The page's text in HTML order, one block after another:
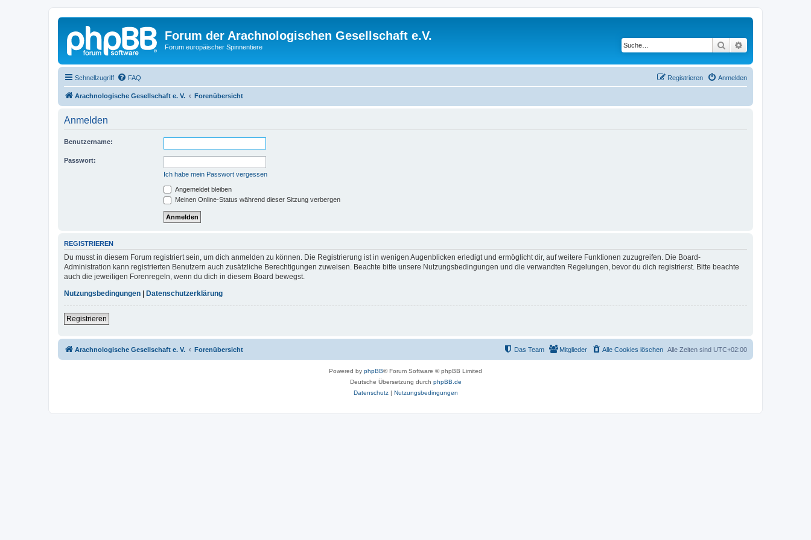
Forum der Arachnologischen Gesellschaft e.V.
Forum europäischer Spinnentiere Suche
Schnellzugriff FAQ Anmelden
Registrieren
Arachnologische Gesellschaft e. V. Forenübersicht
Anmelden
Benutzername:
Passwort:
Ich habe mein Passwort vergessen
Angemeldet bleiben
Meinen Online-Status während dieser Sitzung verbergen
REGISTRIEREN
Du musst in diesem Forum registriert sein, um dich anmelden zu können. Die Registrierung ist in wenigen Augenblicken erledigt und ermöglicht dir, auf weitere Funktionen zuzugreifen. Die Board-
Administration kann registrierten Benutzern auch zusätzliche Berechtigungen zuweisen. Beachte bitte unsere Nutzungsbedingungen und die verwandten Regelungen, bevor du dich registrierst. Bitte beachte
auch die jeweiligen Forenregeln, wenn du dich in diesem Board bewegst.
Nutzungsbedingungen
Datenschutzerklärung
Registrieren
Arachnologische Gesellschaft e. V. Forenübersicht Alle Zeiten sind UTC+02:00
Alle Cookies löschen
Mitglieder
Das Team
Powered by phpBB® Forum Software © phpBB Limited
Deutsche Übersetzung durch phpBB.de
Datenschutz| Nutzungsbedingungen